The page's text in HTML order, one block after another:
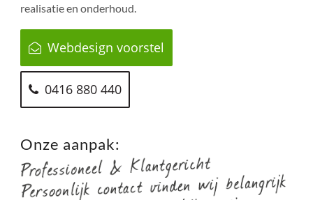
realisatie en onderhoud.
Webdesign voorstel
0416 880 440
Onze aanpak: